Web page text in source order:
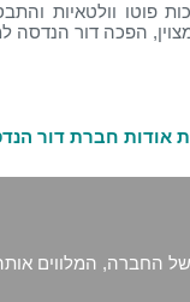
פוטו
הפכה דור
אודות חברת דור
החברה, המלווים